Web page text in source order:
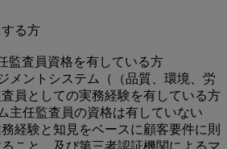
る方
監査員資格を有している方
メントシステム（（品質、環境、労
員としての実務経験を有している方
主任監査員の資格は有していない
経験と知見をベースに顧客要件に則